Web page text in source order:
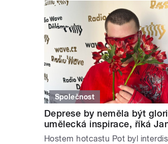
Společnost
Deprese by neměla být
umělecká inspirace, říká
Hostem hotcastu Pot byl